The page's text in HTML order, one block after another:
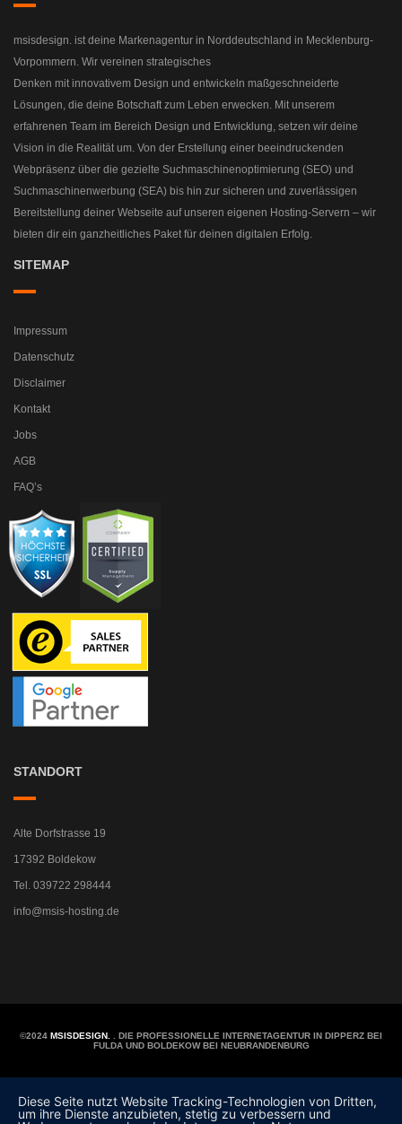
msisdesign. ist deine Markenagentur in Norddeutschland in Mecklenburg-
Vorpommern. Wir vereinen strategisches
Denken mit innovativem Design und entwickeln maßgeschneiderte
Lösungen, die deine Botschaft zum Leben erwecken. Mit unserem
erfahrenen Team im Bereich Design und Entwicklung, setzen wir deine
Vision in die Realität um. Von der Erstellung einer beeindruckenden
Webpräsenz über die gezielte Suchmaschinenoptimierung (SEO) und
Suchmaschinenwerbung (SEA) bis hin zur sicheren und zuverlässigen
Bereitstellung deiner Webseite auf unseren eigenen Hosting-Servern – wir
bieten dir ein ganzheitliches Paket für deinen digitalen Erfolg.
SITEMAP
Impressum
Datenschutz
Disclaimer
Kontakt
Jobs
AGB
FAQ’s
STANDORT
Alte Dorfstrasse 19
17392 Boldekow
Tel. 039722 298444
info@msis-hosting.de
©2024 MSISDESIGN. . DIE PROFESSIONELLE INTERNETAGENTUR IN DIPPERZ BEI
FULDA UND BOLDEKOW BEI NEUBRANDENBURG
Diese Seite nutzt Website Tracking-Technologien von Dritten,
um ihre Dienste anzubieten, stetig zu verbessern und